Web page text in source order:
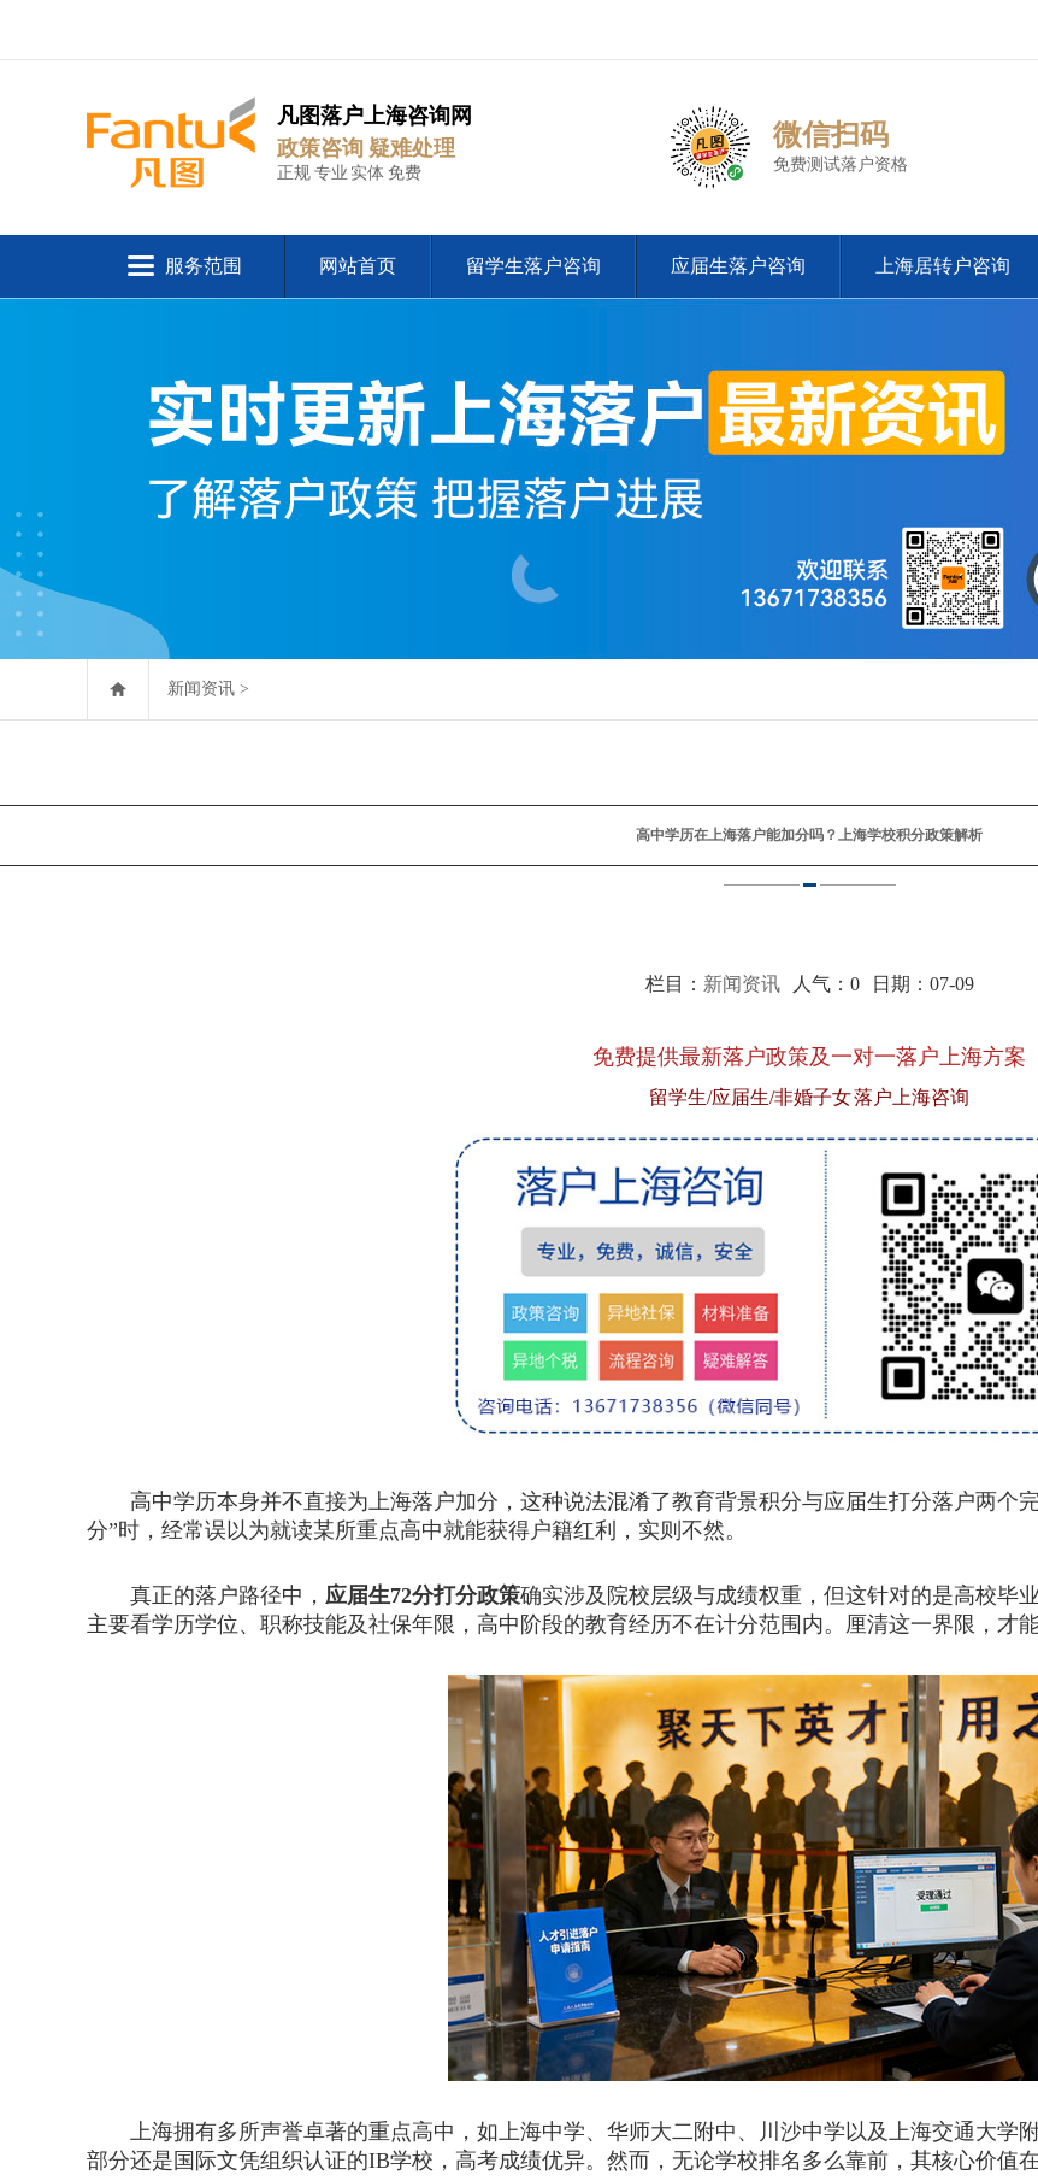
凡图落户上海咨询网
政策咨询 疑难处理
正规 专业 实体 免费
微信扫码
免费测试落户资格
服务范围 网站首页 留学生落户咨询 应届生落户咨询 上海居转户咨询
新闻资讯 >
高中学历在上海落户能加分吗？上海学校积分政策解析
栏目： 新闻资讯人气： 0日期：07-09
免费提供最新落户政策及一对一落户上海方案
留学生/应届生/非婚子女 落户上海咨询
高中学历本身并不直接为上海落户加分，这种说法混淆了教育背景积分与应届生打分落户两个
分”时，经常误以为就读某所重点高中就能获得户籍红利，实则不然。
真正的落户路径中， 应届生72分打分政策确实涉及院校层级与成绩权重，但这针对的是高校毕
主要看学历学位、职称技能及社保年限，高中阶段的教育经历不在计分范围内。厘清这一界限，才
上海拥有多所声誉卓著的重点高中，如上海中学、华师大二附中、川沙中学以及上海交通大学
部分还是国际文凭组织认证的IB学校，高考成绩优异。然而，无论学校排名多么靠前，其核心价值